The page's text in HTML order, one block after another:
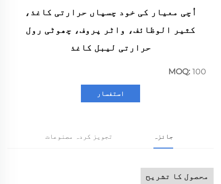
اُچی معیار کی خود چسپاں حرارتی کاغذ،
کثیر الوظائف، واٹر پروف، چھوٹی رول
حرارتی لیبل کاغذ
MOQ: 100
استفسار
جائزہ تجویز کردہ مصنوعات
محصول کا تشریح